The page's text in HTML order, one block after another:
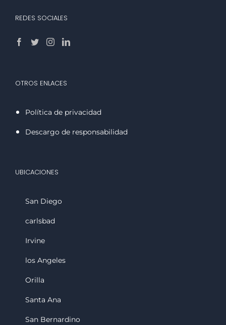
REDES SOCIALES
OTROS ENLACES
Política de privacidad
Descargo de responsabilidad
UBICACIONES
San Diego
carlsbad
Irvine
los Angeles
Orilla
Santa Ana
San Bernardino